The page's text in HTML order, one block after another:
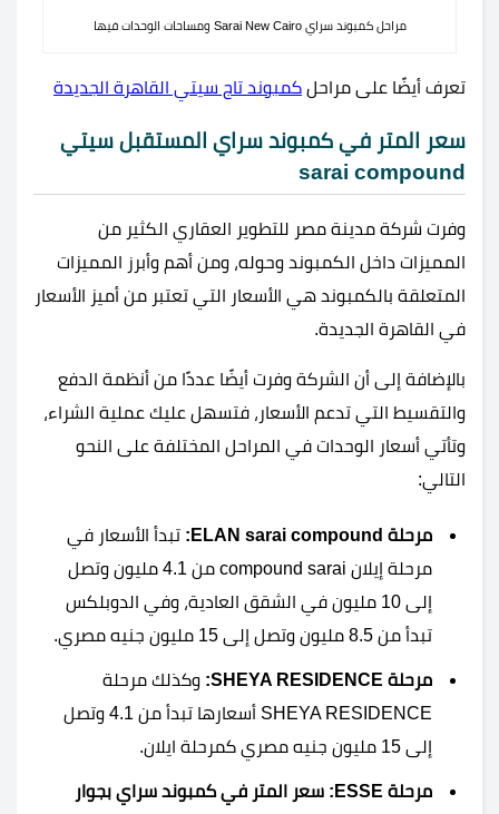
مراحل كمبوند سراي Sarai New Cairo ومساحات الوحدات فيها
تعرف أيضًا على مراحل كمبوند تاج سيتي القاهرة الجديدة
سعر المتر في كمبوند سراي المستقبل سيتي
sarai compound
وفرت شركة مدينة مصر للتطوير العقاري الكثير من
المميزات داخل الكمبوند وحوله، ومن أهم وأبرز المميزات
المتعلقة بالكمبوند هي الأسعار التي تعتبر من أميز الأسعار
في القاهرة الجديدة.
بالإضافة إلى أن الشركة وفرت أيضًا عددًا من أنظمة الدفع
والتقسيط التي تدعم الأسعار، فتسهل عليك عملية الشراء،
وتأتي أسعار الوحدات في المراحل المختلفة على النحو
التالي:
مرحلة ELAN sarai compound:
تبدأ الأسعار في
مرحلة إيلان compound sarai من 4.1 مليون وتصل
إلى 10 مليون في الشقق العادية، وفي الدوبلكس
تبدأ من 8.5 مليون وتصل إلى 15 مليون جنيه مصري.
مرحلة SHEYA RESIDENCE:
وكذلك مرحلة
SHEYA RESIDENCE أسعارها تبدأ من 4.1 وتصل
إلى 15 مليون جنيه مصري كمرحلة ايلان.
مرحلة ESSE: سعر المتر في كمبوند سراي بجوار